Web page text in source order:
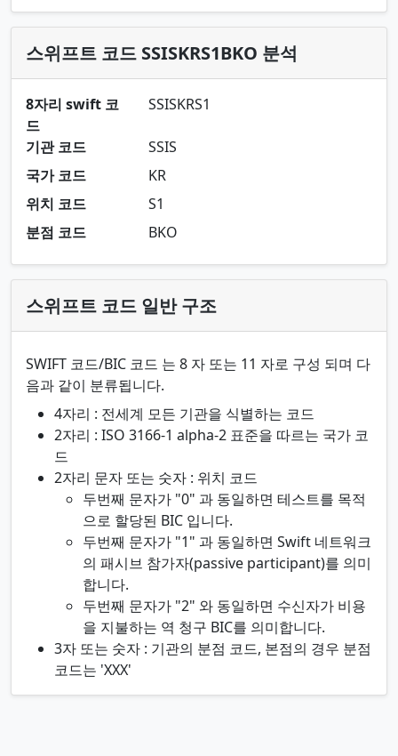
스위프트 코드 SSISKRS1BKO 분석
8자리 swift 코
드
SSISKRS1
기관 코드
SSIS
국가 코드
KR
위치 코드
S1
분점 코드
BKO
스위프트 코드 일반 구조
SWIFT 코드/BIC 코드 는 8 자 또는 11 자로 구성 되며 다
음과 같이 분류됩니다.
4자리 : 전세계 모든 기관을 식별하는 코드
2자리 : ISO 3166-1 alpha-2 표준을 따르는 국가 코
드
2자리 문자 또는 숫자 : 위치 코드
두번째 문자가 "0" 과 동일하면 테스트를 목적
으로 할당된 BIC 입니다.
두번째 문자가 "1" 과 동일하면 Swift 네트워크
의 패시브 참가자(passive participant)를 의미
합니다.
두번째 문자가 "2" 와 동일하면 수신자가 비용
을 지불하는 역 청구 BIC를 의미합니다.
3자 또는 숫자 : 기관의 분점 코드, 본점의 경우 분점
코드는 'XXX'